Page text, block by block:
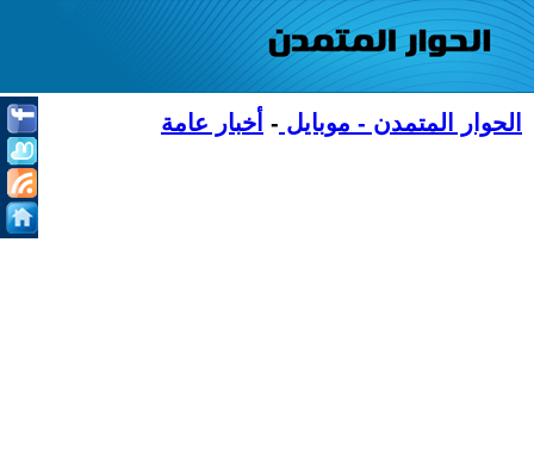
الحوار المتمدن - موبايل - أخبار عامة